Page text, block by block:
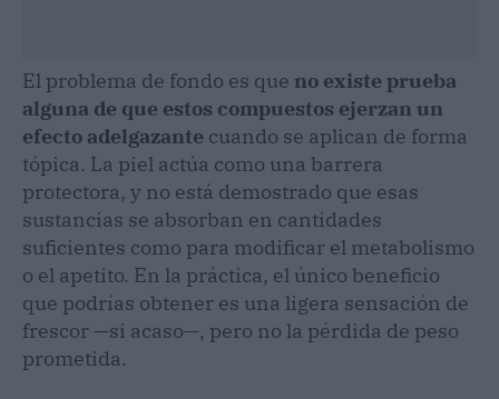
El problema de fondo es que no existe prueba
alguna de que estos compuestos ejerzan un
efecto adelgazante cuando se aplican de forma
tópica. La piel actúa como una barrera
protectora, y no está demostrado que esas
sustancias se absorban en cantidades
suficientes como para modificar el metabolismo
o el apetito. En la práctica, el único beneficio
que podrías obtener es una ligera sensación de
frescor —si acaso—, pero no la pérdida de peso
prometida.